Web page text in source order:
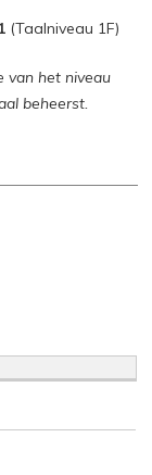
(Taalniveau 1F)
van het niveau
beheerst.